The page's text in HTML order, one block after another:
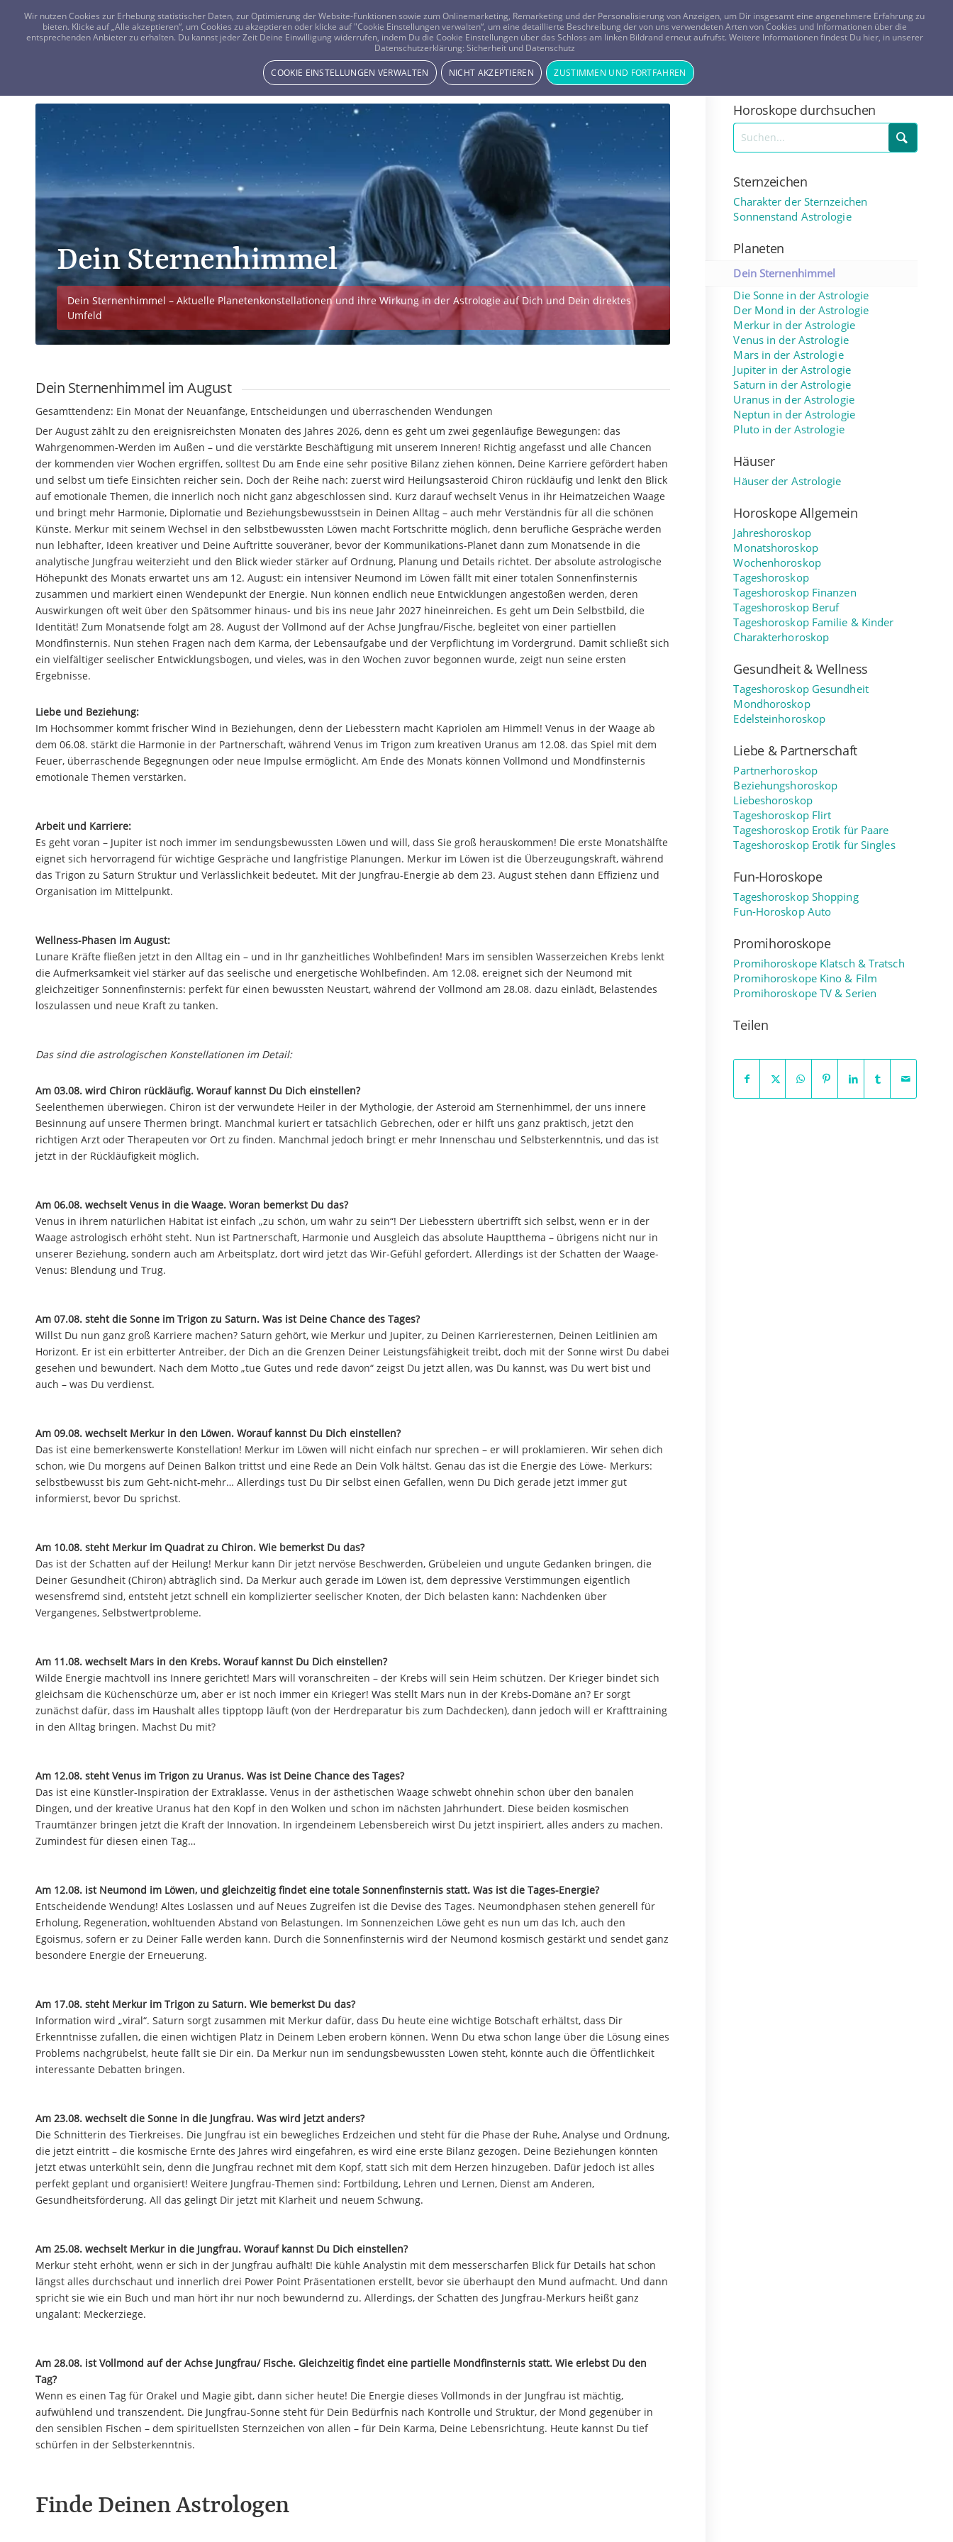
FRAGEN? KOSTENLOS ANRUFEN: 0800-8478266
Beratung Horoskope Tageskarte Magazin ANMELDEN REGISTRIEREN
Dein Sternenhimmel
Dein Sternenhimmel – Aktuelle Planetenkonstellationen und ihre Wirkung in der Astrologie auf Dich und Dein direktes
Umfeld
Dein Sternenhimmel im August
Gesamttendenz: Ein Monat der Neuanfänge, Entscheidungen und überraschenden Wendungen
Der August zählt zu den ereignisreichsten Monaten des Jahres 2026, denn es geht um zwei gegenläufige Bewegungen: das
Wahrgenommen-Werden im Außen – und die verstärkte Beschäftigung mit unserem Inneren! Richtig angefasst und alle Chancen
der kommenden vier Wochen ergriffen, solltest Du am Ende eine sehr positive Bilanz ziehen können, Deine Karriere gefördert haben
und selbst um tiefe Einsichten reicher sein. Doch der Reihe nach: zuerst wird Heilungsasteroid Chiron rückläufig und lenkt den Blick
auf emotionale Themen, die innerlich noch nicht ganz abgeschlossen sind. Kurz darauf wechselt Venus in ihr Heimatzeichen Waage
und bringt mehr Harmonie, Diplomatie und Beziehungsbewusstsein in Deinen Alltag – auch mehr Verständnis für all die schönen
Künste. Merkur mit seinem Wechsel in den selbstbewussten Löwen macht Fortschritte möglich, denn berufliche Gespräche werden
nun lebhafter, Ideen kreativer und Deine Auftritte souveräner, bevor der Kommunikations-Planet dann zum Monatsende in die
analytische Jungfrau weiterzieht und den Blick wieder stärker auf Ordnung, Planung und Details richtet. Der absolute astrologische
Höhepunkt des Monats erwartet uns am 12. August: ein intensiver Neumond im Löwen fällt mit einer totalen Sonnenfinsternis
zusammen und markiert einen Wendepunkt der Energie. Nun können endlich neue Entwicklungen angestoßen werden, deren
Auswirkungen oft weit über den Spätsommer hinaus- und bis ins neue Jahr 2027 hineinreichen. Es geht um Dein Selbstbild, die
Identität! Zum Monatsende folgt am 28. August der Vollmond auf der Achse Jungfrau/Fische, begleitet von einer partiellen
Mondfinsternis. Nun stehen Fragen nach dem Karma, der Lebensaufgabe und der Verpflichtung im Vordergrund. Damit schließt sich
ein vielfältiger seelischer Entwicklungsbogen, und vieles, was in den Wochen zuvor begonnen wurde, zeigt nun seine ersten
Ergebnisse.
Liebe und Beziehung:
Im Hochsommer kommt frischer Wind in Beziehungen, denn der Liebesstern macht Kapriolen am Himmel! Venus in der Waage ab
dem 06.08. stärkt die Harmonie in der Partnerschaft, während Venus im Trigon zum kreativen Uranus am 12.08. das Spiel mit dem
Feuer, überraschende Begegnungen oder neue Impulse ermöglicht. Am Ende des Monats können Vollmond und Mondfinsternis
emotionale Themen verstärken.
Arbeit und Karriere:
Es geht voran – Jupiter ist noch immer im sendungsbewussten Löwen und will, dass Sie groß herauskommen! Die erste Monatshälfte
eignet sich hervorragend für wichtige Gespräche und langfristige Planungen. Merkur im Löwen ist die Überzeugungskraft, während
das Trigon zu Saturn Struktur und Verlässlichkeit bedeutet. Mit der Jungfrau-Energie ab dem 23. August stehen dann Effizienz und
Organisation im Mittelpunkt.
Wellness-Phasen im August:
Lunare Kräfte fließen jetzt in den Alltag ein – und in Ihr ganzheitliches Wohlbefinden! Mars im sensiblen Wasserzeichen Krebs lenkt
die Aufmerksamkeit viel stärker auf das seelische und energetische Wohlbefinden. Am 12.08. ereignet sich der Neumond mit
gleichzeitiger Sonnenfinsternis: perfekt für einen bewussten Neustart, während der Vollmond am 28.08. dazu einlädt, Belastendes
loszulassen und neue Kraft zu tanken.
Das sind die astrologischen Konstellationen im Detail:
Am 03.08. wird Chiron rückläufig. Worauf kannst Du Dich einstellen?
Seelenthemen überwiegen. Chiron ist der verwundete Heiler in der Mythologie, der Asteroid am Sternenhimmel, der uns innere
Besinnung auf unsere Thermen bringt. Manchmal kuriert er tatsächlich Gebrechen, oder er hilft uns ganz praktisch, jetzt den
richtigen Arzt oder Therapeuten vor Ort zu finden. Manchmal jedoch bringt er mehr Innenschau und Selbsterkenntnis, und das ist
jetzt in der Rückläufigkeit möglich.
Am 06.08. wechselt Venus in die Waage. Woran bemerkst Du das?
Venus in ihrem natürlichen Habitat ist einfach „zu schön, um wahr zu sein“! Der Liebesstern übertrifft sich selbst, wenn er in der
Waage astrologisch erhöht steht. Nun ist Partnerschaft, Harmonie und Ausgleich das absolute Hauptthema – übrigens nicht nur in
unserer Beziehung, sondern auch am Arbeitsplatz, dort wird jetzt das Wir-Gefühl gefordert. Allerdings ist der Schatten der Waage-
Venus: Blendung und Trug.
Am 07.08. steht die Sonne im Trigon zu Saturn. Was ist Deine Chance des Tages?
Willst Du nun ganz groß Karriere machen? Saturn gehört, wie Merkur und Jupiter, zu Deinen Karrieresternen, Deinen Leitlinien am
Horizont. Er ist ein erbitterter Antreiber, der Dich an die Grenzen Deiner Leistungsfähigkeit treibt, doch mit der Sonne wirst Du dabei
gesehen und bewundert. Nach dem Motto „tue Gutes und rede davon“ zeigst Du jetzt allen, was Du kannst, was Du wert bist und
auch – was Du verdienst.
Am 09.08. wechselt Merkur in den Löwen. Worauf kannst Du Dich einstellen?
Das ist eine bemerkenswerte Konstellation! Merkur im Löwen will nicht einfach nur sprechen – er will proklamieren. Wir sehen dich
schon, wie Du morgens auf Deinen Balkon trittst und eine Rede an Dein Volk hältst. Genau das ist die Energie des Löwe- Merkurs:
selbstbewusst bis zum Geht-nicht-mehr… Allerdings tust Du Dir selbst einen Gefallen, wenn Du Dich gerade jetzt immer gut
informierst, bevor Du sprichst.
Am 10.08. steht Merkur im Quadrat zu Chiron. Wie bemerkst Du das?
Das ist der Schatten auf der Heilung! Merkur kann Dir jetzt nervöse Beschwerden, Grübeleien und ungute Gedanken bringen, die
Deiner Gesundheit (Chiron) abträglich sind. Da Merkur auch gerade im Löwen ist, dem depressive Verstimmungen eigentlich
wesensfremd sind, entsteht jetzt schnell ein komplizierter seelischer Knoten, der Dich belasten kann: Nachdenken über
Vergangenes, Selbstwertprobleme.
Am 11.08. wechselt Mars in den Krebs. Worauf kannst Du Dich einstellen?
Wilde Energie machtvoll ins Innere gerichtet! Mars will voranschreiten – der Krebs will sein Heim schützen. Der Krieger bindet sich
gleichsam die Küchenschürze um, aber er ist noch immer ein Krieger! Was stellt Mars nun in der Krebs-Domäne an? Er sorgt
zunächst dafür, dass im Haushalt alles tipptopp läuft (von der Herdreparatur bis zum Dachdecken), dann jedoch will er Krafttraining
in den Alltag bringen. Machst Du mit?
Am 12.08. steht Venus im Trigon zu Uranus. Was ist Deine Chance des Tages?
Das ist eine Künstler-Inspiration der Extraklasse. Venus in der ästhetischen Waage schwebt ohnehin schon über den banalen
Dingen, und der kreative Uranus hat den Kopf in den Wolken und schon im nächsten Jahrhundert. Diese beiden kosmischen
Traumtänzer bringen jetzt die Kraft der Innovation. In irgendeinem Lebensbereich wirst Du jetzt inspiriert, alles anders zu machen.
Zumindest für diesen einen Tag…
Am 12.08. ist Neumond im Löwen, und gleichzeitig findet eine totale Sonnenfinsternis statt. Was ist die Tages-Energie?
Entscheidende Wendung! Altes Loslassen und auf Neues Zugreifen ist die Devise des Tages. Neumondphasen stehen generell für
Erholung, Regeneration, wohltuenden Abstand von Belastungen. Im Sonnenzeichen Löwe geht es nun um das Ich, auch den
Egoismus, sofern er zu Deiner Falle werden kann. Durch die Sonnenfinsternis wird der Neumond kosmisch gestärkt und sendet ganz
besondere Energie der Erneuerung.
Am 17.08. steht Merkur im Trigon zu Saturn. Wie bemerkst Du das?
Information wird „viral“. Saturn sorgt zusammen mit Merkur dafür, dass Du heute eine wichtige Botschaft erhältst, dass Dir
Erkenntnisse zufallen, die einen wichtigen Platz in Deinem Leben erobern können. Wenn Du etwa schon lange über die Lösung eines
Problems nachgrübelst, heute fällt sie Dir ein. Da Merkur nun im sendungsbewussten Löwen steht, könnte auch die Öffentlichkeit
interessante Debatten bringen.
Am 23.08. wechselt die Sonne in die Jungfrau. Was wird jetzt anders?
Die Schnitterin des Tierkreises. Die Jungfrau ist ein bewegliches Erdzeichen und steht für die Phase der Ruhe, Analyse und Ordnung,
die jetzt eintritt – die kosmische Ernte des Jahres wird eingefahren, es wird eine erste Bilanz gezogen. Deine Beziehungen könnten
jetzt etwas unterkühlt sein, denn die Jungfrau rechnet mit dem Kopf, statt sich mit dem Herzen hinzugeben. Dafür jedoch ist alles
perfekt geplant und organisiert! Weitere Jungfrau-Themen sind: Fortbildung, Lehren und Lernen, Dienst am Anderen,
Gesundheitsförderung. All das gelingt Dir jetzt mit Klarheit und neuem Schwung.
Am 25.08. wechselt Merkur in die Jungfrau. Worauf kannst Du Dich einstellen?
Merkur steht erhöht, wenn er sich in der Jungfrau aufhält! Die kühle Analystin mit dem messerscharfen Blick für Details hat schon
längst alles durchschaut und innerlich drei Power Point Präsentationen erstellt, bevor sie überhaupt den Mund aufmacht. Und dann
spricht sie wie ein Buch und man hört ihr nur noch bewundernd zu. Allerdings, der Schatten des Jungfrau-Merkurs heißt ganz
ungalant: Meckerziege.
Am 28.08. ist Vollmond auf der Achse Jungfrau/ Fische. Gleichzeitig findet eine partielle Mondfinsternis statt. Wie erlebst Du den
Tag?
Wenn es einen Tag für Orakel und Magie gibt, dann sicher heute! Die Energie dieses Vollmonds in der Jungfrau ist mächtig,
aufwühlend und transzendent. Die Jungfrau-Sonne steht für Dein Bedürfnis nach Kontrolle und Struktur, der Mond gegenüber in
den sensiblen Fischen – dem spirituellsten Sternzeichen von allen – für Dein Karma, Deine Lebensrichtung. Heute kannst Du tief
schürfen in der Selbsterkenntnis.
Finde Deinen Astrologen
Horoskope durchsuchen
Sternzeichen
Charakter der Sternzeichen
Sonnenstand Astrologie
Planeten
Dein Sternenhimmel
Die Sonne in der Astrologie
Der Mond in der Astrologie
Merkur in der Astrologie
Venus in der Astrologie
Mars in der Astrologie
Jupiter in der Astrologie
Saturn in der Astrologie
Uranus in der Astrologie
Neptun in der Astrologie
Pluto in der Astrologie
Häuser
Häuser der Astrologie
Horoskope Allgemein
Jahreshoroskop
Monatshoroskop
Wochenhoroskop
Tageshoroskop
Tageshoroskop Finanzen
Tageshoroskop Beruf
Tageshoroskop Familie & Kinder
Charakterhoroskop
Gesundheit & Wellness
Tageshoroskop Gesundheit
Mondhoroskop
Edelsteinhoroskop
Liebe & Partnerschaft
Partnerhoroskop
Beziehungshoroskop
Liebeshoroskop
Tageshoroskop Flirt
Tageshoroskop Erotik für Paare
Tageshoroskop Erotik für Singles
Fun-Horoskope
Tageshoroskop Shopping
Fun-Horoskop Auto
Promihoroskope
Promihoroskope Klatsch & Tratsch
Promihoroskope Kino & Film
Promihoroskope TV & Serien
Teilen
Wir nutzen Cookies zur Erhebung statistischer Daten, zur Optimierung der Website-Funktionen sowie zum Onlinemarketing, Remarketing und der Personalisierung von Anzeigen, um Dir insgesamt eine angenehmere Erfahrung zu
bieten. Klicke auf „Alle akzeptieren“, um Cookies zu akzeptieren oder klicke auf "Cookie Einstellungen verwalten“, um eine detaillierte Beschreibung der von uns verwendeten Arten von Cookies und Informationen über die
entsprechenden Anbieter zu erhalten. Du kannst jeder Zeit Deine Einwilligung widerrufen, indem Du die Cookie Einstellungen über das Schloss am linken Bildrand erneut aufrufst. Weitere Informationen findest Du hier, in unserer
Datenschutzerklärung: Sicherheit und Datenschutz
COOKIE EINSTELLUNGEN VERWALTEN NICHT AKZEPTIEREN ZUSTIMMEN UND FORTFAHREN